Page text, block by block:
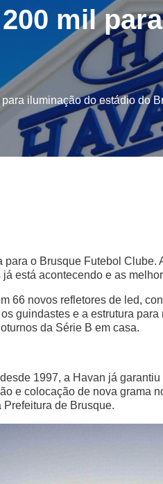
mil
iluminação do estádio do
o Brusque Futebol
está acontecendo e as
66 novos refletores de led,
guindastes e a estrutura
da Série B em casa.
1997, a Havan já
e colocação de nova grama
Prefeitura de Brusque.